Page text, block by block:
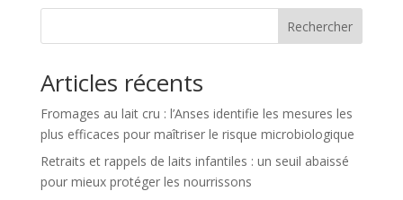
Rechercher
Articles récents
Fromages au lait cru : l’Anses identifie les mesures les
plus efficaces pour maîtriser le risque microbiologique
Retraits et rappels de laits infantiles : un seuil abaissé
pour mieux protéger les nourrissons